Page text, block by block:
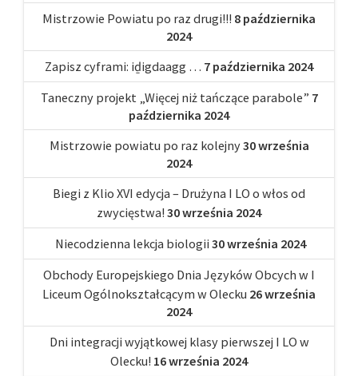
Mistrzowie Powiatu po raz drugi!!! 8 października
2024
Zapisz cyframi: iḏigdaagg … 7 października 2024
Taneczny projekt „Więcej niż tańczące parabole” 7
października 2024
Mistrzowie powiatu po raz kolejny30 września
2024
Biegi z Klio XVI edycja – Drużyna I LO o włos od
zwycięstwa! 30 września 2024
Niecodzienna lekcja biologii 30 września 2024
Obchody Europejskiego Dnia Języków Obcych w I
Liceum Ogólnokształcącym w Olecku 26 września
2024
Dni integracji wyjątkowej klasy pierwszej I LO w
Olecku! 16 września 2024